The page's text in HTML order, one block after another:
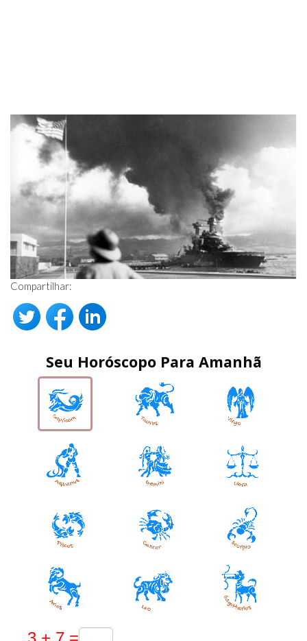
Compartilhar:
Seu Horóscopo Para Amanhã